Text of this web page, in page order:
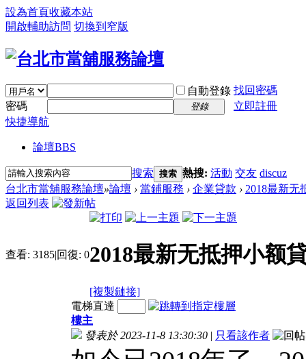
設為首頁收藏本站
開啟輔助訪問 切換到窄版
自動登錄 找回密碼
密碼
登錄
立即註冊
快捷導航
論壇BBS
搜索 搜索 熱搜: 活動 交友 discuz
台北市當舖服務論壇»論壇 › 當鋪服務 › 企業貸款 › 2018最新无
返回列表
查看: 3185|回復: 02018最新无抵押小额
[複製鏈接]
電梯直達
樓主
發表於 2023-11-8 13:30:30 | 只看該作者